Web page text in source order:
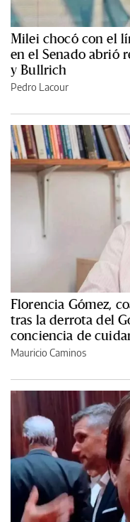
Milei chocó con el
en el Senado abrió
y Bullrich
Pedro Lacour
Florencia Gómez,
tras la derrota del
conciencia de
Mauricio Caminos